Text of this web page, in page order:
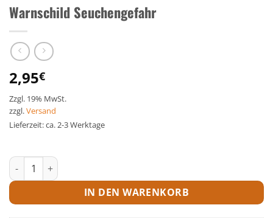
Warnschild Seuchengefahr
2,95€
Zzgl. 19% MwSt.
zzgl.Versand
Lieferzeit: ca. 2-3 Werktage
Warnschild Seuchengefahr Menge
IN DEN WARENKORB